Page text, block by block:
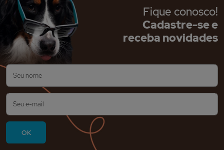
Fique conosco!
Cadastre-se e
receba novidades